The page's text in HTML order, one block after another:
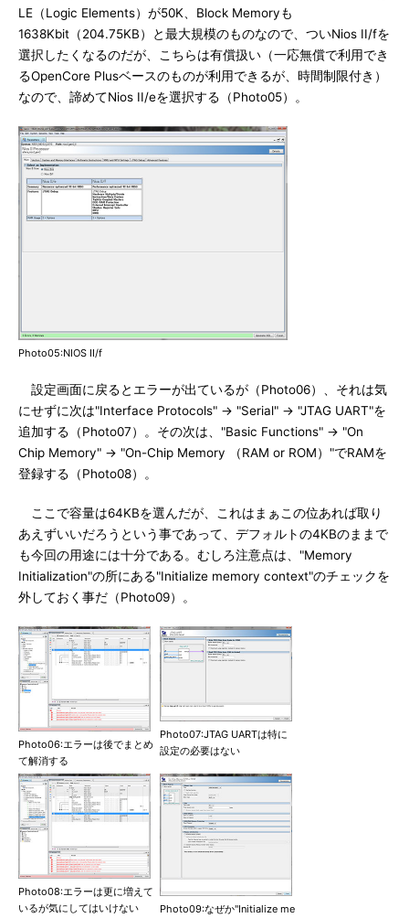
LE（Logic Elements）が50K、Block Memoryも
1638Kbit（204.75KB）と最大規模のものなので、ついNios II/fを
選択したくなるのだが、こちらは有償扱い（一応無償で利用でき
るOpenCore Plusベースのものが利用できるが、時間制限付き）
なので、諦めてNios II/eを選択する（Photo05）。
Photo05:NIOS II/f
設定画面に戻るとエラーが出ているが（Photo06）、それは気
にせずに次は"Interface Protocols" → "Serial" → "JTAG UART"を
追加する（Photo07）。その次は、"Basic Functions" → "On
Chip Memory" → "On-Chip Memory （RAM or ROM）"でRAMを
登録する（Photo08）。
ここで容量は64KBを選んだが、これはまぁこの位あれば取り
あえずいいだろうという事であって、デフォルトの4KBのままで
も今回の用途には十分である。むしろ注意点は、"Memory
Initialization"の所にある"Initialize memory context"のチェックを
外しておく事だ（Photo09）。
Photo06:エラーは後でまとめ
て解消する
Photo07:JTAG UARTは特に
設定の必要はない
Photo08:エラーは更に増えて
いるが気にしてはいけない
Photo09:なぜか"Initialize me